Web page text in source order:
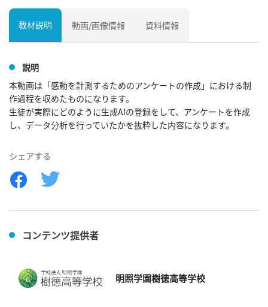
教材説明 動画/画像情報 資料情報
説明
本動画は「感動を計測するためのアンケートの作成」における制
作過程を収めたものになります。
生徒が実際にどのように生成AIの登録をして、アンケートを作成
し、データ分析を行っていたかを抜粋した内容になります。
シェアする
コンテンツ提供者
明照学園樹徳高等学校